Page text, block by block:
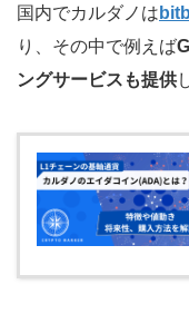
国内でカルダノは
り、その中で例えば
ングサービスも提供